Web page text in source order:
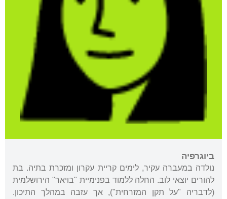
ביוגרפיה
נולדה במעברה עקיר, לימים קריית עקרון ומזכרת בתיה. בת
להורים יוצאי לוב. החלה ללמוד בפנימיית "בויאר" הירושלמית
(לדבריה "על תקן המזרחית"), אך עזבה במהלך התיכון.